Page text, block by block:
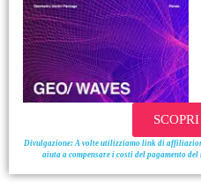
Divulgazione: A volte utilizziamo link di
aiuta a compensare i costi del pagamento